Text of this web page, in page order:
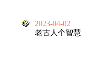
2023-04-02
老古人个智慧